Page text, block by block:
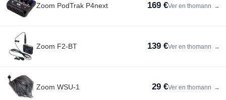
Zoom PodTrak P4next 169 €Ver en thomann →
Zoom F2-BT 139 €Ver en thomann →
Zoom WSU-1 29 €Ver en thomann →